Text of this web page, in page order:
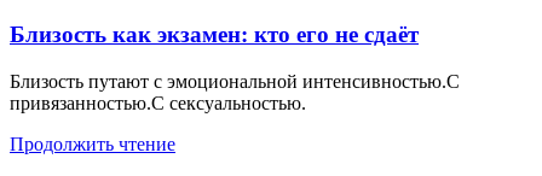
Близость как экзамен: кто его не сдаёт
Близость путают с эмоциональной интенсивностью.С
привязанностью.С сексуальностью.
Продолжить чтение